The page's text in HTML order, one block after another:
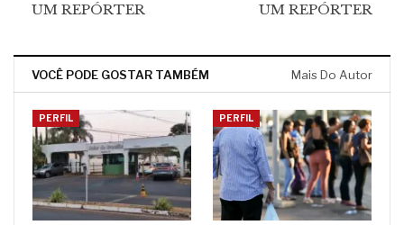
UM REPÓRTER
UM REPÓRTER
VOCÊ PODE GOSTAR TAMBÉM Mais Do Autor
PERFIL PERFIL